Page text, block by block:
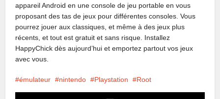
appareil Android en une console de jeu portable en vous
proposant des tas de jeux pour différentes consoles. Vous
pourrez jouer aux classiques, et même à des jeux plus
récents, et tout est gratuit et sans risque. Installez
HappyChick dès aujourd’hui et emportez partout vos jeux
avec vous.
émulateur nintendo Playstation Root